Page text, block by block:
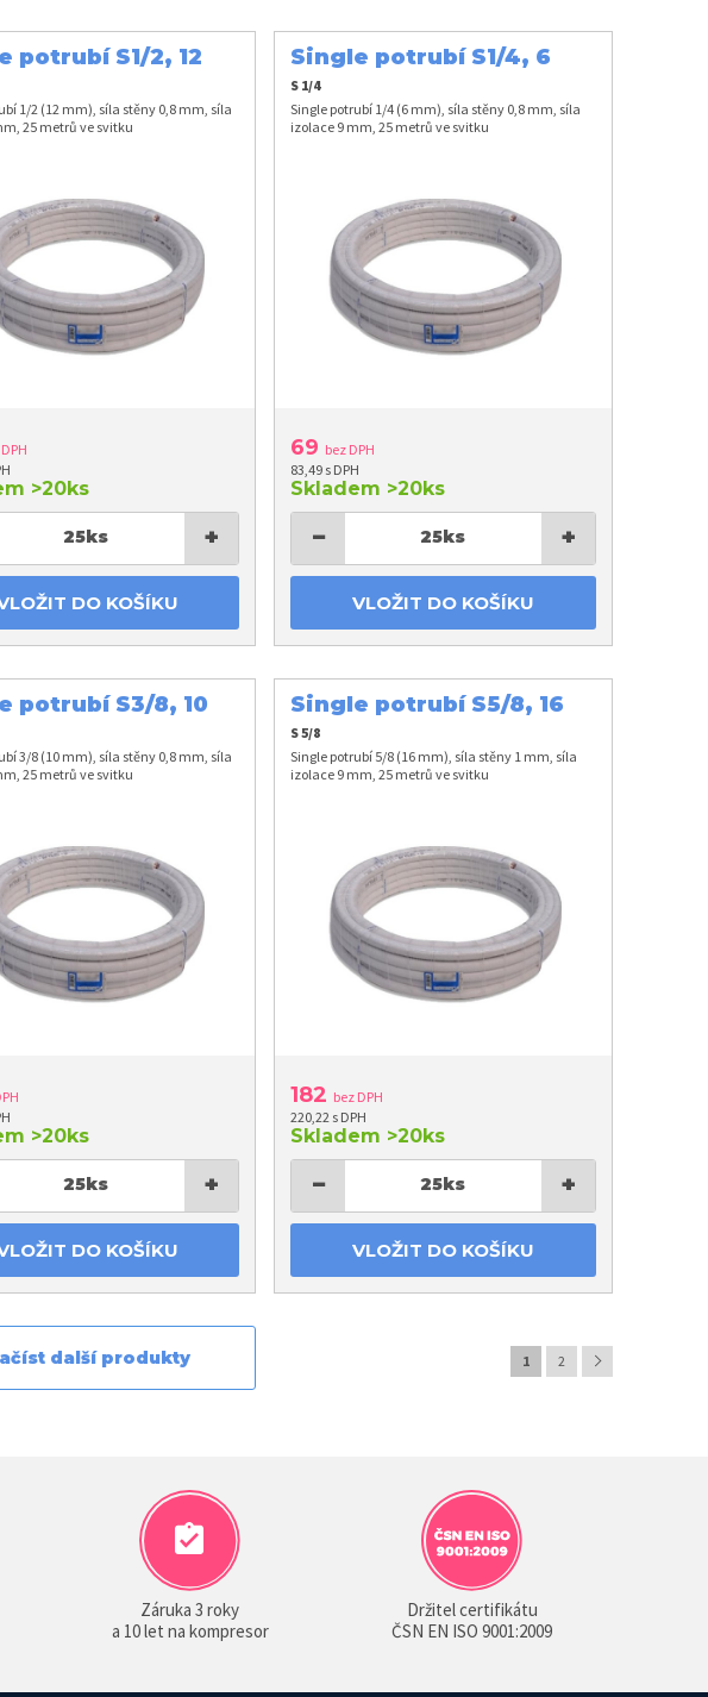
potrubí S1/2, 12
1/2 (12 mm), síla stěny 0,8 mm, síla
25 metrů ve svitku
>20ks
25ks +
DO KOŠÍKU
Single potrubí S1/4, 6
mm
S 1/4
Single potrubí 1/4 (6 mm), síla stěny 0,8 mm, síla
izolace 9 mm, 25 metrů ve svitku
69 bez DPH
83,49 s DPH
Skladem >20ks
− 25ks +
VLOŽIT DO KOŠÍKU
potrubí S3/8, 10
3/8 (10 mm), síla stěny 0,8 mm, síla
25 metrů ve svitku
>20ks
25ks +
DO KOŠÍKU
Single potrubí S5/8, 16
mm
S 5/8
Single potrubí 5/8 (16 mm), síla stěny 1 mm, síla
izolace 9 mm, 25 metrů ve svitku
182 bez DPH
220,22 s DPH
Skladem >20ks
− 25ks +
VLOŽIT DO KOŠÍKU
další produkty 1 2
Záruka 3 roky
a 10 let na kompresor
Držitel certifikátu
ČSN EN ISO 9001:2009